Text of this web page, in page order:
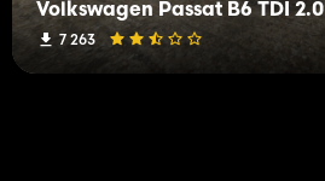
Volkswagen Passat B6 TDI 2.0
7 263